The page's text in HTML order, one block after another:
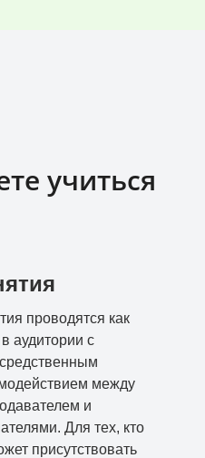
учиться
проводятся как
аудитории с
между
и
Для тех, кто
присутствовать